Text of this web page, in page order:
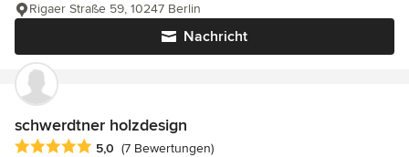
Nachricht
Rigaer Straße 59, 10247 Berlin
schwerdtner holzdesign
Durchschnittliche Bewertung: 5 von 5 Sternen
5,0 (7 Bewertungen)